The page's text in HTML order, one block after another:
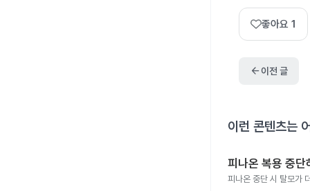
좋아요 1
arrow_back이전 글
이런 콘텐츠는
피나온 복용 중
피나온 중단 시 탈모가